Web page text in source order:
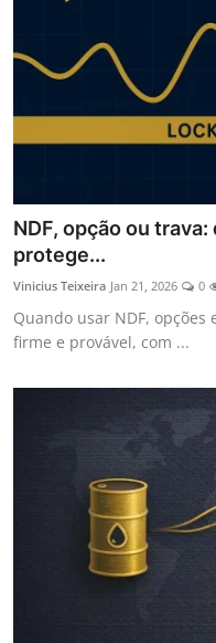
NDF, opção ou
protege...
Vinicius Teixeira Jan 21, 2026 0
Quando usar NDF, opções
firme e provável, com ...